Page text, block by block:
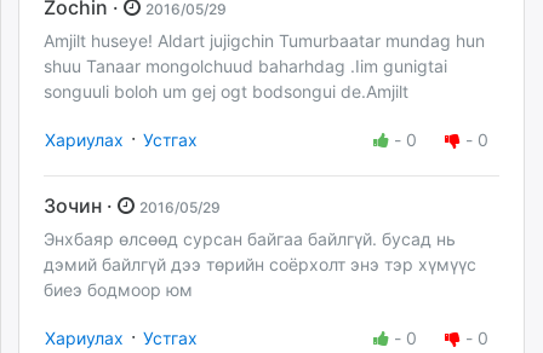
Zochin · 2016/05/29
Amjilt huseye! Aldart jujigchin Tumurbaatar mundag hun
shuu Tanaar mongolchuud baharhdag .Iim gunigtai
songuuli boloh um gej ogt bodsongui de.Amjilt
Хариулах · Устгах - 0 - 0
Зочин · 2016/05/29
Энхбаяр өлсөөд сурсан байгаа байлгүй. бусад нь
дэмий байлгүй дээ төрийн соёрхолт энэ тэр хүмүүс
биеэ бодмоор юм
Хариулах · Устгах - 0 - 0